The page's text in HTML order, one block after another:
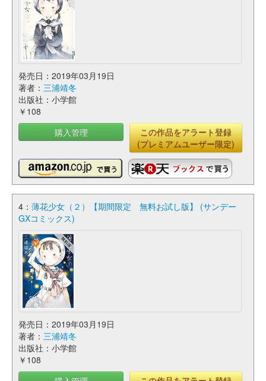
発売日：2019年03月19日
著者： 三浦靖冬
出版社：小学館
￥108
購入管理
この作品をアラート登録
(プレミアムユーザー限定)
4： 薄花少女（２）【期間限定 無料お試し版】 (サンデー
GXコミックス)
発売日：2019年03月19日
著者： 三浦靖冬
出版社：小学館
￥108